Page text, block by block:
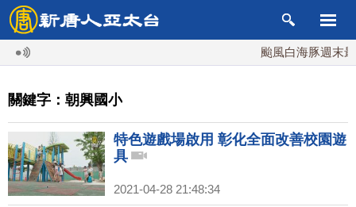
颱風白海豚週末最
關鍵字：朝興國小
特色遊戲場啟用 彰化全面改善校園遊
具
2021-04-28 21:48:34